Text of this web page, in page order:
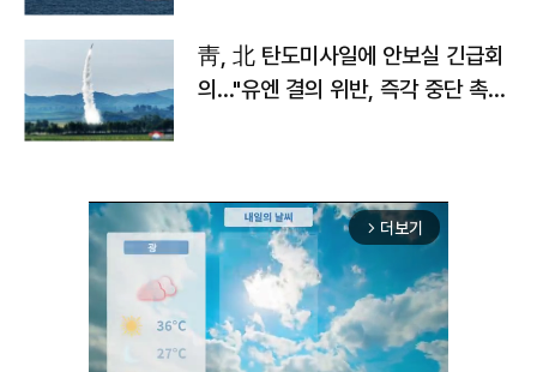
靑, 北 탄도미사일에 안보실 긴급회
의…"유엔 결의 위반, 즉각 중단 촉
arrow_forward_ios 더보기